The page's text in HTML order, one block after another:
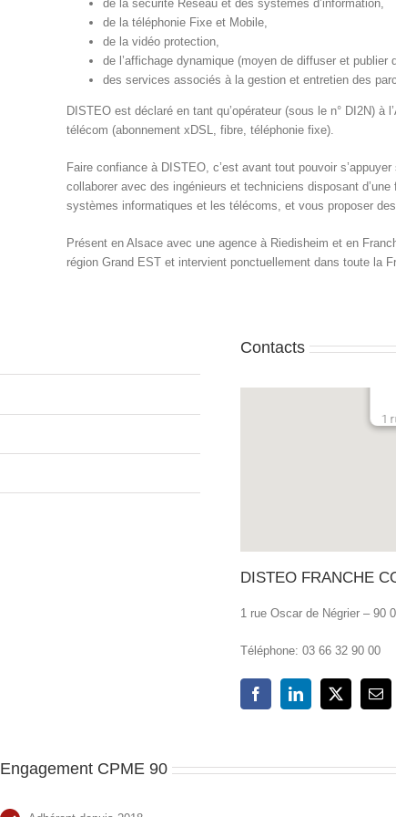
de la sécurité Réseau et des systèmes d’information,
de la téléphonie Fixe et Mobile,
de la vidéo protection,
de l’affichage dynamique (moyen de diffuser et
des services associés à la gestion et entretien des
DISTEO est déclaré en tant qu’opérateur (sous le n° DI2N) à
télécom (abonnement xDSL, fibre, téléphonie fixe).
Faire confiance à DISTEO, c’est avant tout pouvoir
collaborer avec des ingénieurs et techniciens disposant
systèmes informatiques et les télécoms, et vous proposer
Présent en Alsace avec une agence à Riedisheim et en
région Grand EST et intervient ponctuellement dans toute la
Contacts
1
DISTEO FRANCHE
1 rue Oscar de Négrier – 90
Téléphone: 03 66 32 90 00
Engagement CPME 90